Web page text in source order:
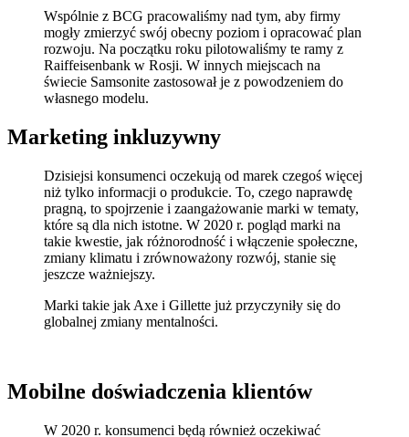
Wspólnie z BCG pracowaliśmy nad tym, aby firmy
mogły zmierzyć swój obecny poziom i opracować plan
rozwoju. Na początku roku pilotowaliśmy te ramy z
Raiffeisenbank w Rosji. W innych miejscach na
świecie Samsonite zastosował je z powodzeniem do
własnego modelu.
Marketing inkluzywny
Dzisiejsi konsumenci oczekują od marek czegoś więcej
niż tylko informacji o produkcie. To, czego naprawdę
pragną, to spojrzenie i zaangażowanie marki w tematy,
które są dla nich istotne. W 2020 r. pogląd marki na
takie kwestie, jak różnorodność i włączenie społeczne,
zmiany klimatu i zrównoważony rozwój, stanie się
jeszcze ważniejszy.
Marki takie jak Axe i Gillette już przyczyniły się do
globalnej zmiany mentalności.
Mobilne doświadczenia klientów
W 2020 r. konsumenci będą również oczekiwać